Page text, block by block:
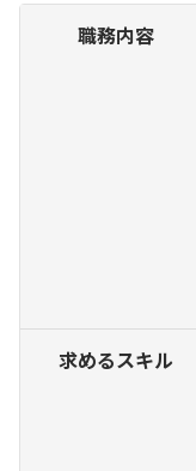
職務内容
求めるスキル